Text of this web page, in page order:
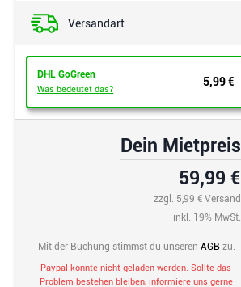
Versandart
DHL GoGreen
Was bedeutet das?
5,99 €
Dein Mietpreis
59,99 €
zzgl. 5,99 € Versand
inkl. 19% MwSt.
Mit der Buchung stimmst du unseren AGB zu.
Paypal konnte nicht geladen werden. Sollte das
Problem bestehen bleiben, informiere uns gerne